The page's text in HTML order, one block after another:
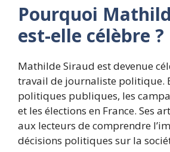
Pourquoi
est-elle célèbre ?
Mathilde Siraud est devenue
travail de journaliste politique.
politiques publiques, les
et les élections en France. Ses
aux lecteurs de comprendre
décisions politiques sur la